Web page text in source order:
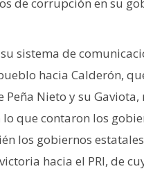
sistema de
hacia Calderón,
Nieto y su
que contaron los
los gobiernos estatales
hacia el PRI, de